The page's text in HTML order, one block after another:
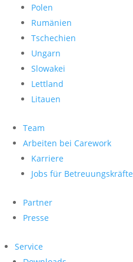
Polen
Rumänien
Tschechien
Ungarn
Slowakei
Lettland
Litauen
Team
Arbeiten bei Carework
Karriere
Jobs für Betreuungskräfte
Partner
Presse
Service